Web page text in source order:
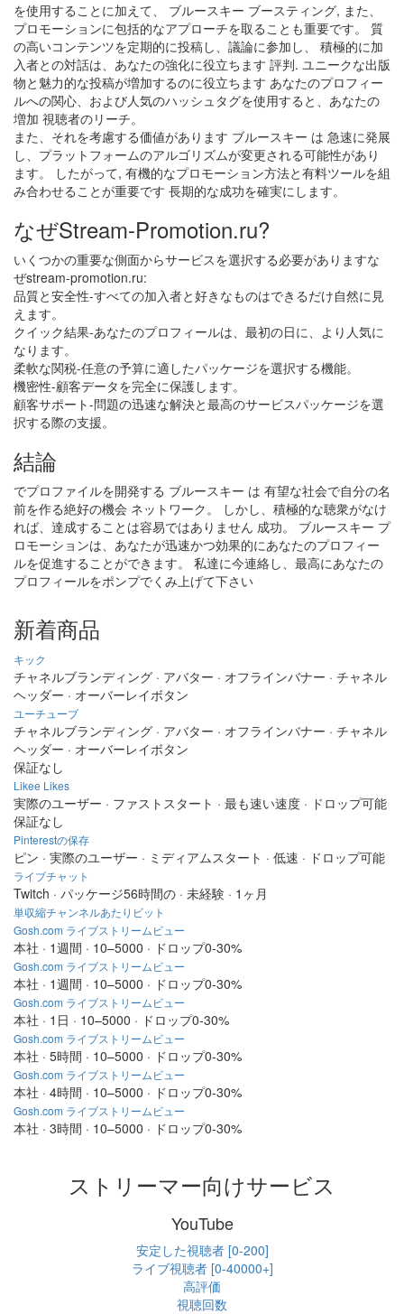
を使用することに加えて、 ブルースキー ブースティング, また、
プロモーションに包括的なアプローチを取ることも重要です。 質
の高いコンテンツを定期的に投稿し、議論に参加し、 積極的に加
入者との対話は、あなたの強化に役立ちます 評判. ユニークな出版
物と魅力的な投稿が増加するのに役立ちます あなたのプロフィー
ルへの関心、および人気のハッシュタグを使用すると、あなたの
増加 視聴者のリーチ。
また、それを考慮する価値があります ブルースキー は 急速に発展
し、プラットフォームのアルゴリズムが変更される可能性があり
ます。 したがって, 有機的なプロモーション方法と有料ツールを組
み合わせることが重要です 長期的な成功を確実にします。
なぜStream-Promotion.ru?
いくつかの重要な側面からサービスを選択する必要がありますな
ぜstream-promotion.ru:
品質と安全性-すべての加入者と好きなものはできるだけ自然に見
えます。
クイック結果-あなたのプロフィールは、最初の日に、より人気に
なります。
柔軟な関税-任意の予算に適したパッケージを選択する機能。
機密性-顧客データを完全に保護します。
顧客サポート-問題の迅速な解決と最高のサービスパッケージを選
択する際の支援。
結論
でプロファイルを開発する ブルースキー は 有望な社会で自分の名
前を作る絶好の機会 ネットワーク。 しかし、積極的な聴衆がなけ
れば、達成することは容易ではありません 成功。 ブルースキー プ
ロモーションは、あなたが迅速かつ効果的にあなたのプロフィー
ルを促進することができます。 私達に今連絡し、最高にあなたの
プロフィールをポンプでくみ上げて下さい
新着商品
キック
チャネルブランディング · アバター · オフラインバナー · チャネル
ヘッダー · オーバーレイボタン
ユーチューブ
チャネルブランディング · アバター · オフラインバナー · チャネル
ヘッダー · オーバーレイボタン
保証なし
Likee Likes
実際のユーザー · ファストスタート · 最も速い速度 · ドロップ可能
保証なし
Pinterestの保存
ピン · 実際のユーザー · ミディアムスタート · 低速 · ドロップ可能
ライブチャット
Twitch · パッケージ56時間の · 未経験 · 1ヶ月
単収縮チャンネルあたりビット
Gosh.com ライブストリームビュー
本社 · 1週間 · 10–5000 · ドロップ0-30%
Gosh.com ライブストリームビュー
本社 · 1週間 · 10–5000 · ドロップ0-30%
Gosh.com ライブストリームビュー
本社 · 1日 · 10–5000 · ドロップ0-30%
Gosh.com ライブストリームビュー
本社 · 5時間 · 10–5000 · ドロップ0-30%
Gosh.com ライブストリームビュー
本社 · 4時間 · 10–5000 · ドロップ0-30%
Gosh.com ライブストリームビュー
本社 · 3時間 · 10–5000 · ドロップ0-30%
ストリーマー向けサービス
YouTube
安定した視聴者 [0-200]
ライブ視聴者 [0-40000+]
高評価
視聴回数